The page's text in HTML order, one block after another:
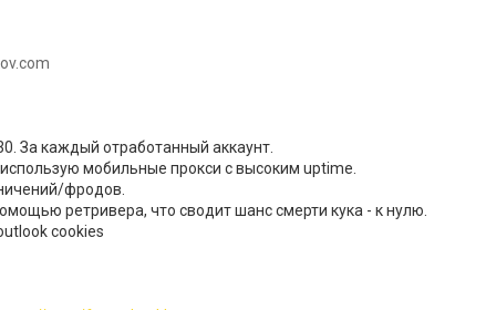
За каждый отработанный аккаунт.
мобильные прокси с высоким uptime.
фродов.
ретривера, что сводит шанс смерти кука - к нулю.
cookies​